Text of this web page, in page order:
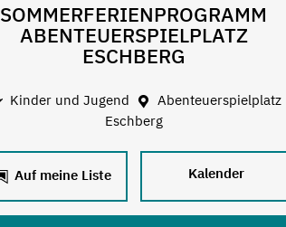
SOMMERFERIENPROGRAMM
ABENTEUERSPIELPLATZ
ESCHBERG
Kinder und Jugend
Abenteuerspielplatz
Eschberg
Auf meine Liste Kalender